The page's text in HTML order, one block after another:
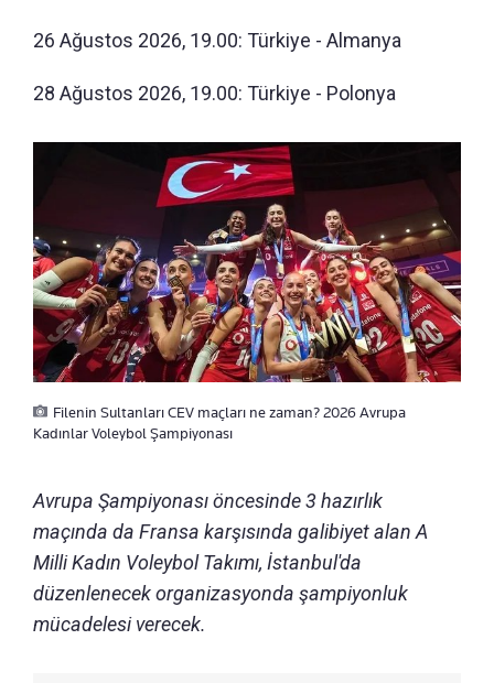
26 Ağustos 2026, 19.00: Türkiye - Almanya
28 Ağustos 2026, 19.00: Türkiye - Polonya
Filenin Sultanları CEV maçları ne zaman? 2026 Avrupa
Kadınlar Voleybol Şampiyonası
Avrupa Şampiyonası öncesinde 3 hazırlık
maçında da Fransa karşısında galibiyet alan A
Milli Kadın Voleybol Takımı, İstanbul'da
düzenlenecek organizasyonda şampiyonluk
mücadelesi verecek.